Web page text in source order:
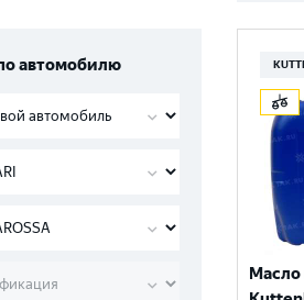
автомобилю